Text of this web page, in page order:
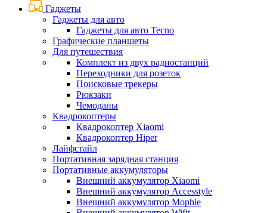
Гаджеты
Гаджеты для авто
Гаджеты для авто Tecno
Графические планшеты
Для путешествия
Комплект из двух радиостанций
Переходники для розеток
Поисковые трекеры
Рюкзаки
Чемоданы
Квадрокоптеры
Квадрокоптер Xiaomi
Квадрокоптер Hiper
Лайфстайл
Портативная зарядная станция
Портативные аккумуляторы
Внешний аккумулятор Xiaomi
Внешний аккумулятор Accesstyle
Внешний аккумулятор Mophie